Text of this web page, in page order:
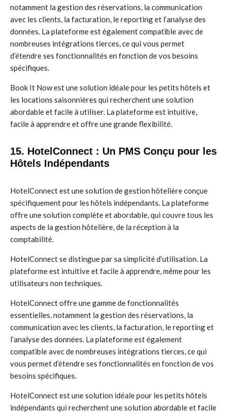
notamment la gestion des réservations, la communication
avec les clients, la facturation, le reporting et l’analyse des
données. La plateforme est également compatible avec de
nombreuses intégrations tierces, ce qui vous permet
d’étendre ses fonctionnalités en fonction de vos besoins
spécifiques.
Book It Now est une solution idéale pour les petits hôtels et
les locations saisonnières qui recherchent une solution
abordable et facile à utiliser. La plateforme est intuitive,
facile à apprendre et offre une grande flexibilité.
15. HotelConnect : Un PMS Conçu pour les
Hôtels Indépendants
HotelConnect est une solution de gestion hôtelière conçue
spécifiquement pour les hôtels indépendants. La plateforme
offre une solution complète et abordable, qui couvre tous les
aspects de la gestion hôtelière, de la réception à la
comptabilité.
HotelConnect se distingue par sa simplicité d’utilisation. La
plateforme est intuitive et facile à apprendre, même pour les
utilisateurs non techniques.
HotelConnect offre une gamme de fonctionnalités
essentielles, notamment la gestion des réservations, la
communication avec les clients, la facturation, le reporting et
l’analyse des données. La plateforme est également
compatible avec de nombreuses intégrations tierces, ce qui
vous permet d’étendre ses fonctionnalités en fonction de vos
besoins spécifiques.
HotelConnect est une solution idéale pour les petits hôtels
indépendants qui recherchent une solution abordable et facile